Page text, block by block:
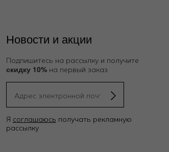
Новости и акции
Подпишитесь на рассылку и получите
скидку 10%на первый заказ
Я соглашаюсь получать рекламную
рассылку